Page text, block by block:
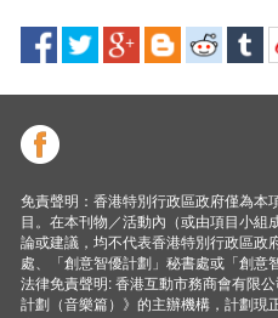
免責聲明：香港特別行政區政府僅為本
目。在本刊物／活動內（或由項目小組
論或建議，均不代表香港特別行政區政
處、「創意智優計劃」秘書處或「創意
法律免責聲明: 香港互動市務商會有限
計劃（音樂篇）》的主辦機構，計劃現